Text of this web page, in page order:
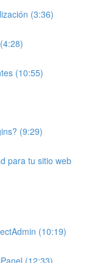
(3:36)
(10:55)
(9:29)
para tu sitio web
(10:19)
(12:33)